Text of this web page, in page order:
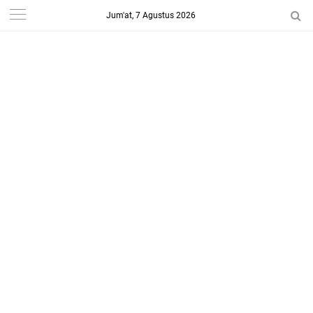
Jum'at, 7 Agustus 2026